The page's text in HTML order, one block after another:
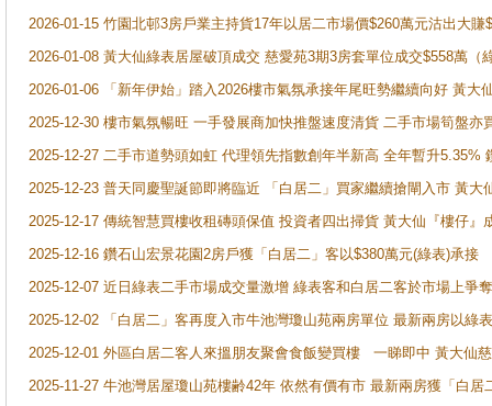
2026-01-15 竹園北邨3房戶業主持貨17年以居二市場價$260萬元沽出大賺
2026-01-08 黃大仙綠表居屋破頂成交 慈愛苑3期3房套單位成交$558萬（
2026-01-06 「新年伊始」踏入2026樓市氣氛承接年尾旺勢繼續向好 黃
2025-12-30 樓市氣氛暢旺 一手發展商加快推盤速度清貨 二手市場筍盤
2025-12-27 二手市道勢頭如虹 代理領先指數創年半新高 全年暫升5.35%
2025-12-23 普天同慶聖誕節即將臨近 「白居二」買家繼續搶閘入市 黃
2025-12-17 傳統智慧買樓收租磚頭保值 投資者四出掃貨 黃大仙『樓仔
2025-12-16 鑽石山宏景花園2房戶獲「白居二」客以$380萬元(綠表)承接
2025-12-07 近日綠表二手市場成交量激增 綠表客和白居二客於市場上
2025-12-02 「白居二」客再度入市牛池灣瓊山苑兩房單位 最新兩房以綠
2025-12-01 外區白居二客人來搵朋友聚會食飯變買樓 一睇即中 黃大仙
2025-11-27 牛池灣居屋瓊山苑樓齢42年 依然有價有市 最新兩房獲「白居